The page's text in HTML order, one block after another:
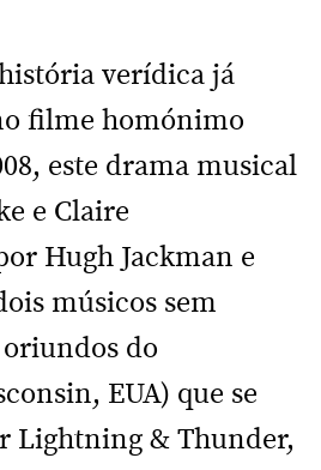
verídica já
filme homónimo
este drama musical
e Claire
Hugh Jackman e
músicos sem
oriundos do
EUA) que se
Lightning & Thunder,